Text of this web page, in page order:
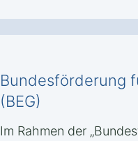
Bundesförderung
(BEG)
Im Rahmen der